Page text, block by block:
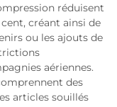
réduisent
créant ainsi de
ou les ajouts de
aériennes.
des
articles souillés